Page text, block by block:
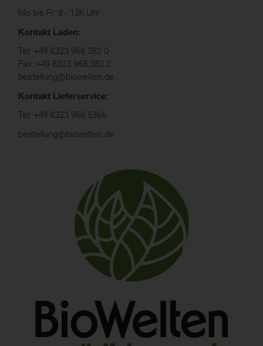
Mo bis Fr: 8 - 13h Uhr
Kontakt Laden:
Tel: +49 8323 968 382 0
Fax: +49 8323 968 382 2
bestellung@biowelten.de
Kontakt Lieferservice:
Tel: +49 8323 968 5366
bestellung@biowelten.de